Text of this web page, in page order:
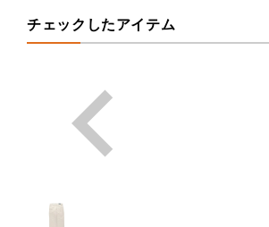
チェックしたアイテム